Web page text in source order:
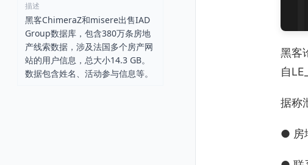
louis@hotmail.fr
masamba@iadgroup.fr
tecnico@iadgroup.es
tecnico@iadgroup.pt
support@iadgroup.de
描述
黑客ChimeraZ和misere出售IAD
Group数据库，包含380万条房地
产线索数据，涉及法国多个房产网
站的用户信息，总大小14.3 GB。
数据包含姓名、活动参与信息等。
黑客
自
据称
● 房